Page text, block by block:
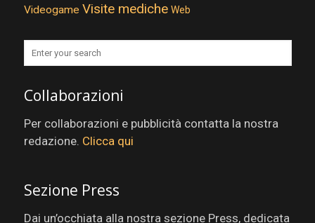
Videogame Visite mediche Web
Collaborazioni
Per collaborazioni e pubblicità contatta la nostra
redazione. Clicca qui
Sezione Press
Dai un’occhiata alla nostra sezione Press, dedicata